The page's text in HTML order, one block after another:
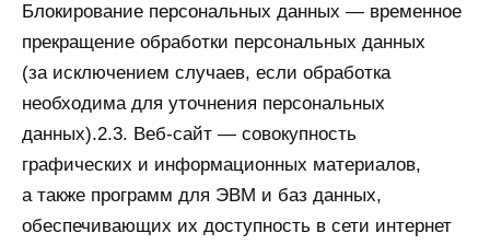
Блокирование персональных данных — временное
прекращение обработки персональных данных
(за исключением случаев, если обработка
необходима для уточнения персональных
данных).2.3. Веб-сайт — совокупность
графических и информационных материалов,
а также программ для ЭВМ и баз данных,
обеспечивающих их доступность в сети интернет